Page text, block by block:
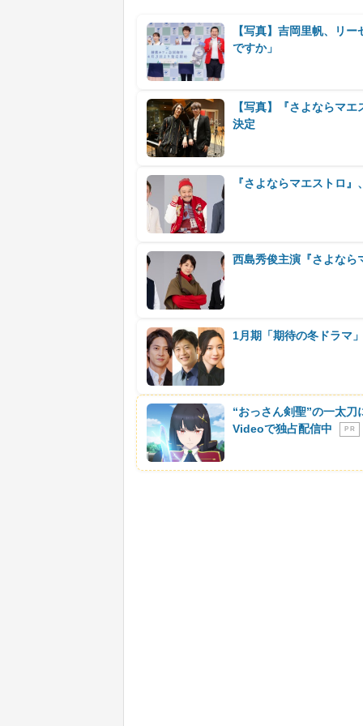
【写真】吉岡里帆、リ
ですか」
【写真】『さよならマ
決定
『さよならマエストロ
西島秀俊主演『さよなら
1月期「期待の冬ドラマ
“おっさん剣聖”の一太
Videoで独占配信中
P R